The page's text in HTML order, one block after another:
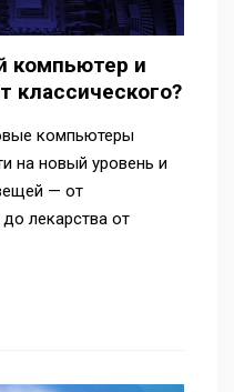
компьютер и
классического?
компьютеры
на новый уровень и
— от
до лекарства от